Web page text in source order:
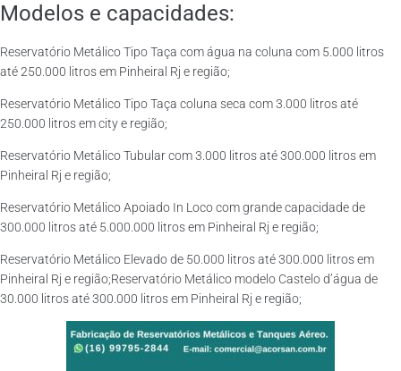
Modelos e capacidades:
Reservatório Metálico Tipo Taça com água na coluna com 5.000 litros
até 250.000 litros em Pinheiral Rj e região;
Reservatório Metálico Tipo Taça coluna seca com 3.000 litros até
250.000 litros em city e região;
Reservatório Metálico Tubular com 3.000 litros até 300.000 litros em
Pinheiral Rj e região;
Reservatório Metálico Apoiado In Loco com grande capacidade de
300.000 litros até 5.000.000 litros em Pinheiral Rj e região;
Reservatório Metálico Elevado de 50.000 litros até 300.000 litros em
Pinheiral Rj e região;Reservatório Metálico modelo Castelo d’água de
30.000 litros até 300.000 litros em Pinheiral Rj e região;